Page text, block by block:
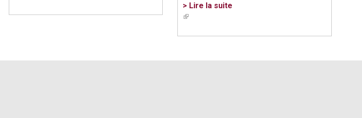
external)
> Lire la suite
(link
external)